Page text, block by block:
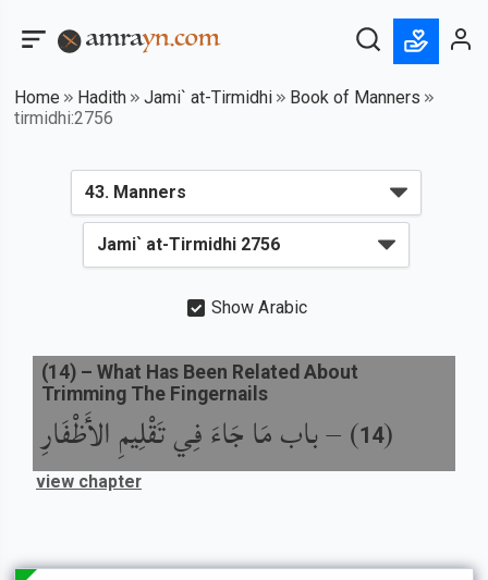
Home Hadith Jami` at-Tirmidhi
Book of Manners
tirmidhi:2756
Show Arabic
(
14
) –باب مَا جَاءَ فِي تَقْلِيمِ الأَظْفَارِ
(14) – What Has Been Related About
Trimming The Fingernails
view chapter